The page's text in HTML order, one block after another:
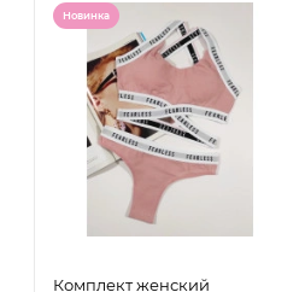
Новинка
Комплект женский